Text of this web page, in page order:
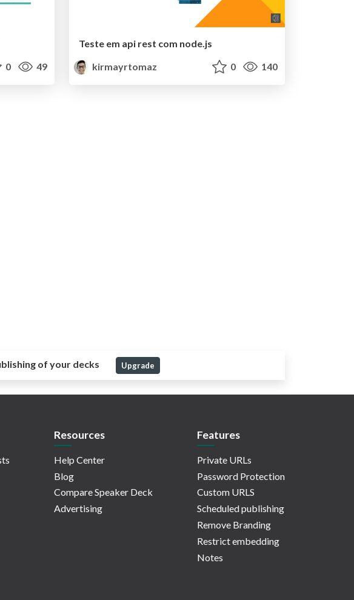
0 49
Teste em api rest com node.js
kirmayrtomaz
0 140
of your decks Upgrade
Resources
Help Center
Blog
Compare Speaker Deck
Advertising
Features
Private URLs
Password Protection
Custom URLS
Scheduled publishing
Remove Branding
Restrict embedding
Notes